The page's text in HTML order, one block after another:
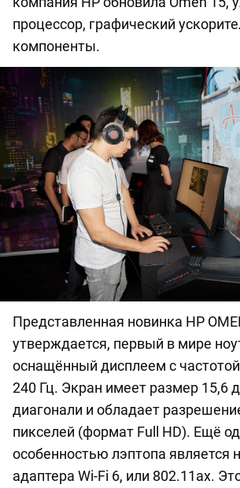
процессор, графический
компоненты.
Представленная новинка HP
утверждается, первый в мире
оснащённый дисплеем с
240 Гц. Экран имеет размер 15,6
диагонали и обладает
пикселей (формат Full HD). Ещё
особенностью лэптопа является
адаптера Wi-Fi 6, или 802.11ax.